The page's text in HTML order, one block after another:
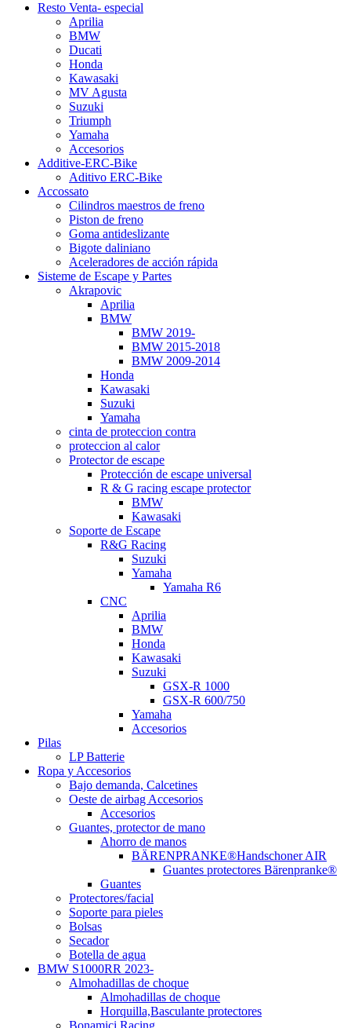
Resto Venta- especial
Aprilia
BMW
Ducati
Honda
Kawasaki
MV Agusta
Suzuki
Triumph
Yamaha
Accesorios
Additive-ERC-Bike
Aditivo ERC-Bike
Accossato
Cilindros maestros de freno
Piston de freno
Goma antideslizante
Bigote daliniano
Aceleradores de acción rápida
Sisteme de Escape y Partes
Akrapovic
Aprilia
BMW
BMW 2019-
BMW 2015-2018
BMW 2009-2014
Honda
Kawasaki
Suzuki
Yamaha
cinta de proteccion contra
proteccion al calor
Protector de escape
Protección de escape universal
R & G racing escape protector
BMW
Kawasaki
Soporte de Escape
R&G Racing
Suzuki
Yamaha
Yamaha R6
CNC
Aprilia
BMW
Honda
Kawasaki
Suzuki
GSX-R 1000
GSX-R 600/750
Yamaha
Accesorios
Pilas
LP Batterie
Ropa y Accesorios
Bajo demanda, Calcetines
Oeste de airbag Accesorios
Accesorios
Guantes, protector de mano
Ahorro de manos
BÄRENPRANKE®Handschoner AIR
Guantes protectores Bärenpranke®
Guantes
Protectores/facial
Soporte para pieles
Bolsas
Secador
Botella de agua
BMW S1000RR 2023-
Almohadillas de choque
Almohadillas de choque
Horquilla,Basculante protectores